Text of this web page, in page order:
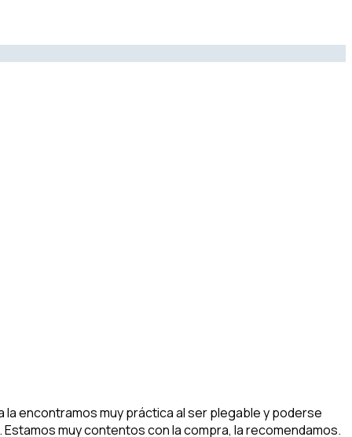
la encontramos muy práctica al ser plegable y poderse
muy contentos con la compra, la recomendamos.